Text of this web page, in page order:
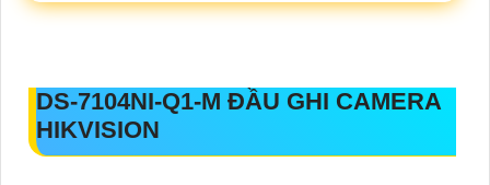
DS-7104NI-Q1-M ĐẦU GHI CAMERA
HIKVISION